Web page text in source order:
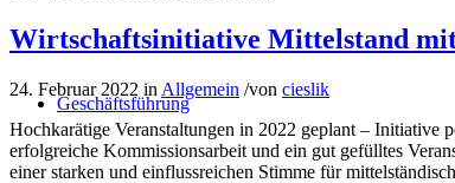
Geschäftsführung
Wirtschaftsinitiative Mittelstand
24. Februar 2022 in Allgemein /von cieslik
Hochkarätige Veranstaltungen in 2022 geplant – Initiative
erfolgreiche Kommissionsarbeit und ein gut gefülltes
einer starken und einflussreichen Stimme für